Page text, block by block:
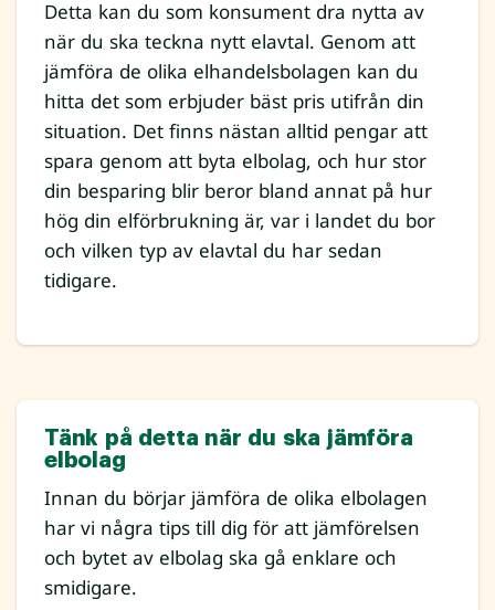
Detta kan du som konsument dra nytta av
när du ska teckna nytt elavtal. Genom att
jämföra de olika elhandelsbolagen kan du
hitta det som erbjuder bäst pris utifrån din
situation. Det finns nästan alltid pengar att
spara genom att byta elbolag, och hur stor
din besparing blir beror bland annat på hur
hög din elförbrukning är, var i landet du bor
och vilken typ av elavtal du har sedan
tidigare.
Tänk på detta när du ska jämföra
elbolag
Innan du börjar jämföra de olika elbolagen
har vi några tips till dig för att jämförelsen
och bytet av elbolag ska gå enklare och
smidigare.